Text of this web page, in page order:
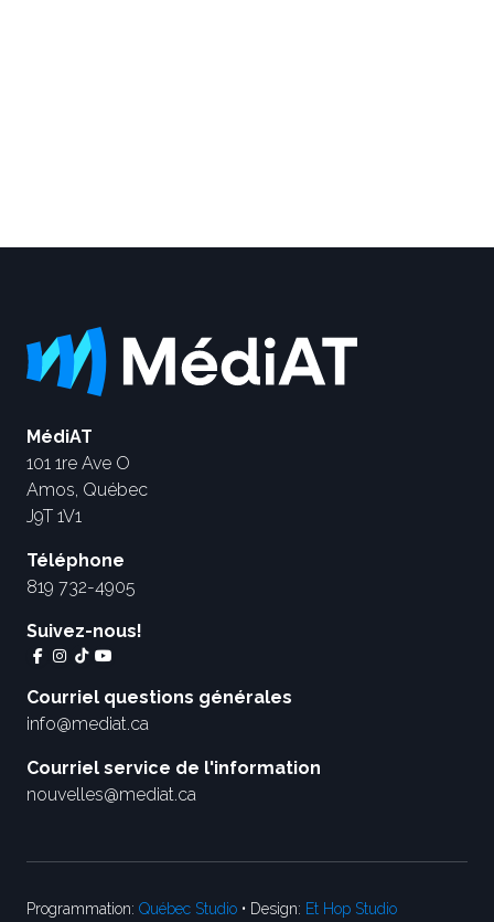
MédiAT
101 1re Ave O
Amos, Québec
J9T 1V1
Téléphone
819 732-4905
Suivez-nous!
Courriel questions générales
info@mediat.ca
Courriel service de l'information
nouvelles@mediat.ca
Programmation: Québec Studio • Design: Et Hop Studio